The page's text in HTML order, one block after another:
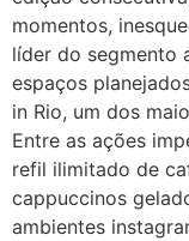
momentos,
líder do segmento
espaços
in Rio, um dos
Entre as ações
refil ilimitado de
cappuccinos
ambientes